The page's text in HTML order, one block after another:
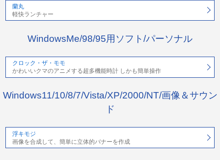
蘭丸
軽快ランチャー
WindowsMe/98/95用ソフト/パーソナル
クロック・ザ・モモ
かわいいクマのアニメする超多機能時計 しかも簡単操作
Windows11/10/8/7/Vista/XP/2000/NT/画像＆サウン
ド
浮キモジ
画像を合成して、簡単に立体的バナーを作成